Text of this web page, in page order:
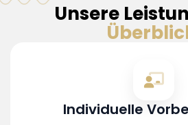
Unsere
Individuelle